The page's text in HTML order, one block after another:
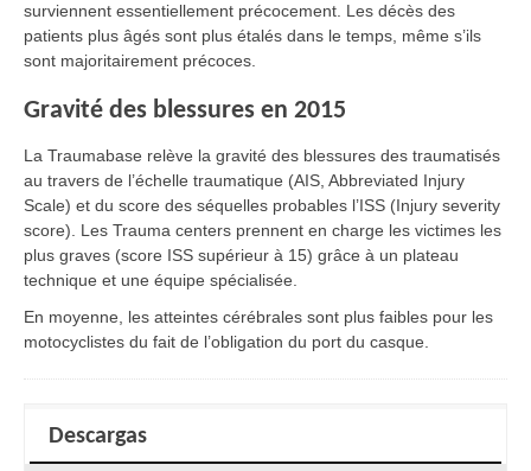
surviennent essentiellement précocement. Les décès des
patients plus âgés sont plus étalés dans le temps, même s’ils
sont majoritairement précoces.
Gravité des blessures en 2015
La Traumabase relève la gravité des blessures des traumatisés
au travers de l’échelle traumatique (AIS, Abbreviated Injury
Scale) et du score des séquelles probables l’ISS (Injury severity
score). Les Trauma centers prennent en charge les victimes les
plus graves (score ISS supérieur à 15) grâce à un plateau
technique et une équipe spécialisée.
En moyenne, les atteintes cérébrales sont plus faibles pour les
motocyclistes du fait de l’obligation du port du casque.
Descargas